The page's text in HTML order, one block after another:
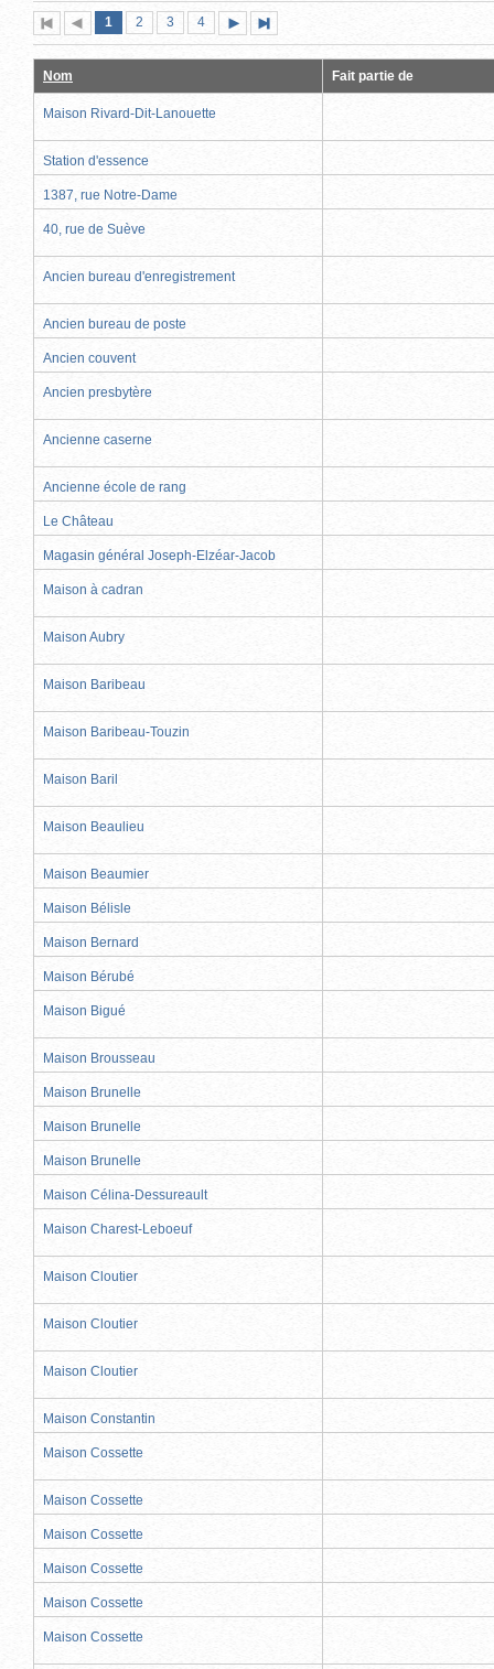
Première
page
Page
précédente
Page
1 (page
actuelle)
Page
2 Page
3 Page
4
suivante
page
Nom Fait partie de
Maison Rivard-Dit-Lanouette
Station d'essence
1387, rue Notre-Dame
40, rue de Suève
Ancien bureau d'enregistrement
Ancien bureau de poste
Ancien couvent
Ancien presbytère
Ancienne caserne
Ancienne école de rang
Le Château
Magasin général Joseph-Elzéar-Jacob
Maison à cadran
Maison Aubry
Maison Baribeau
Maison Baribeau-Touzin
Maison Baril
Maison Beaulieu
Maison Beaumier
Maison Bélisle
Maison Bernard
Maison Bérubé
Maison Bigué
Maison Brousseau
Maison Brunelle
Maison Brunelle
Maison Brunelle
Maison Célina-Dessureault
Maison Charest-Leboeuf
Maison Cloutier
Maison Cloutier
Maison Cloutier
Maison Constantin
Maison Cossette
Maison Cossette
Maison Cossette
Maison Cossette
Maison Cossette
Maison Cossette